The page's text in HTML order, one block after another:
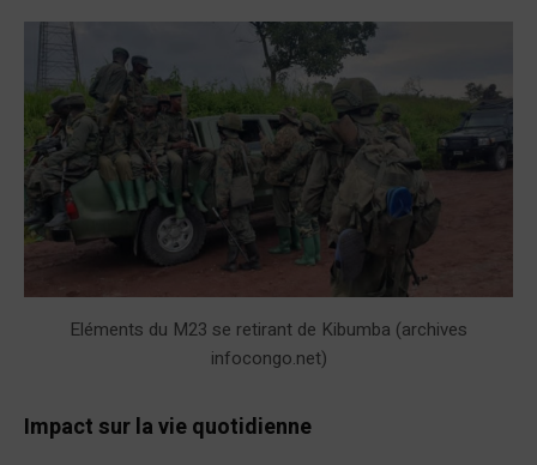
Eléments du M23 se retirant de Kibumba (archives
infocongo.net)
Impact sur la vie quotidienne